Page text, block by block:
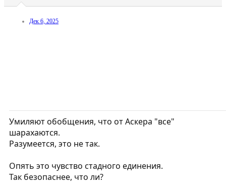
Дек 6, 2025
Умиляют обобщения, что от Аскера "все"
шарахаются.
Разумеется, это не так.
Опять это чувство стадного единения.
Так безопаснее, что ли?